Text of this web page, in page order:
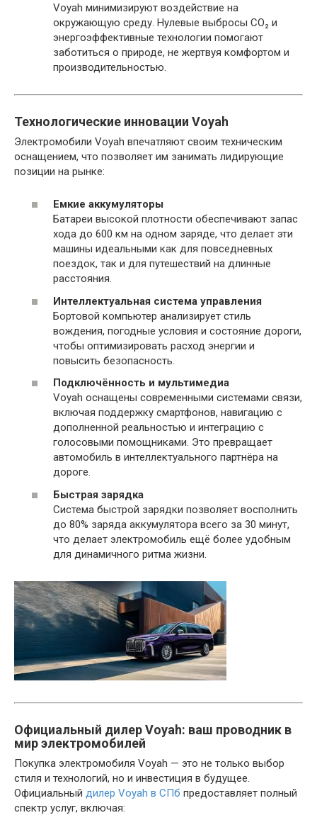
Voyah минимизируют воздействие на
окружающую среду. Нулевые выбросы CO₂ и
энергоэффективные технологии помогают
заботиться о природе, не жертвуя комфортом и
производительностью.
Технологические инновации Voyah
Электромобили Voyah впечатляют своим техническим
оснащением, что позволяет им занимать лидирующие
позиции на рынке:
Емкие аккумуляторы
Батареи высокой плотности обеспечивают запас
хода до 600 км на одном заряде, что делает эти
машины идеальными как для повседневных
поездок, так и для путешествий на длинные
расстояния.
Интеллектуальная система управления
Бортовой компьютер анализирует стиль
вождения, погодные условия и состояние дороги,
чтобы оптимизировать расход энергии и
повысить безопасность.
Подключённость и мультимедиа
Voyah оснащены современными системами связи,
включая поддержку смартфонов, навигацию с
дополненной реальностью и интеграцию с
голосовыми помощниками. Это превращает
автомобиль в интеллектуального партнёра на
дороге.
Быстрая зарядка
Система быстрой зарядки позволяет восполнить
до 80% заряда аккумулятора всего за 30 минут,
что делает электромобиль ещё более удобным
для динамичного ритма жизни.
Официальный дилер Voyah: ваш проводник в
мир электромобилей
Покупка электромобиля Voyah — это не только выбор
стиля и технологий, но и инвестиция в будущее.
Официальный дилер Voyah в СПб предоставляет полный
спектр услуг, включая: